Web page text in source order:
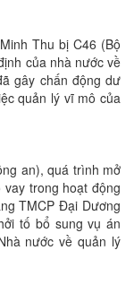
Thu bị C46 (Bộ
của nhà nước về
gây chấn động dư
quản lý vĩ mô của
an), quá trình mở
trong hoạt động
TMCP Đại Dương
tố bổ sung vụ án
nước về quản lý